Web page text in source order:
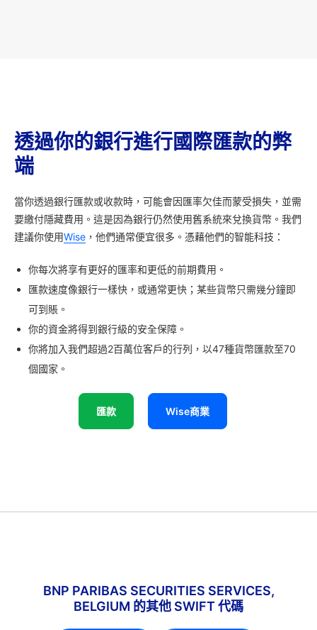
透過你的銀行進行國際匯款的弊
端
當你透過銀行匯款或收款時，可能會因匯率欠佳而蒙受損失，並需
要繳付隱藏費用。這是因為銀行仍然使用舊系統來兌換貨幣。我們
建議你使用Wise ，他們通常便宜很多。憑藉他們的智能科技：
你每次將享有更好的匯率和更低的前期費用。
匯款速度像銀行一樣快，或通常更快；某些貨幣只需幾分鐘即
可到賬。
你的資金將得到銀行級的安全保障。
你將加入我們超過2百萬位客戶的行列，以47種貨幣匯款至70
個國家。
匯款 Wise商業
BNP PARIBAS SECURITIES SERVICES,
BELGIUM 的其他 SWIFT 代碼